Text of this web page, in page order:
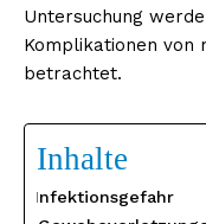
Untersuchung
Komplikationen von
betrachtet.
Inhalte
Infektionsgefahr